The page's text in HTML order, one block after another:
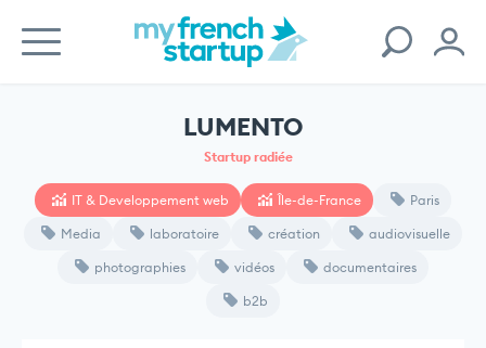
LUMENTO
Startup radiée
IT & Developpement web Île-de-France Paris
Media laboratoire création audiovisuelle
photographies vidéos documentaires
b2b